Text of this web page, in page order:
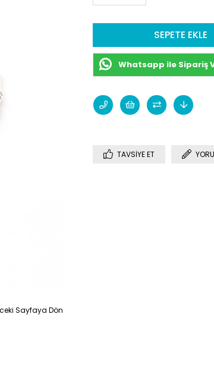
Sayfaya Dön
Whatsapp ile Sipariş
TAVSIYE ET